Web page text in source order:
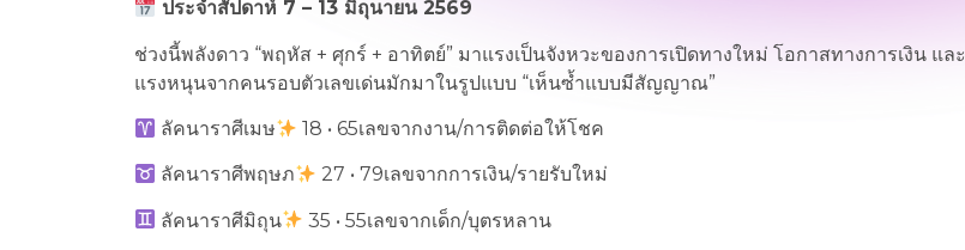
ประจำสัปดาห์ 7 – 13 มิถุนายน2569
ช่วงนี้พลังดาว “พฤหัส + ศุกร์ + อาทิตย์” มาแรงเป็นจังหวะของการเปิดทางใหม่ โอกาสทางการเงิน และ
แรงหนุนจากคนรอบตัวเลขเด่นมักมาในรูปแบบ “เห็นซ้ำแบบมีสัญญาณ”
ลัคนาราศีเมษ 18 • 65เลขจากงาน/การติดต่อให้โชค
ลัคนาราศีพฤษภ 27 • 79เลขจากการเงิน/รายรับใหม่
ลัคนาราศีมิถุน 35 • 55เลขจากเด็ก/บุตรหลาน